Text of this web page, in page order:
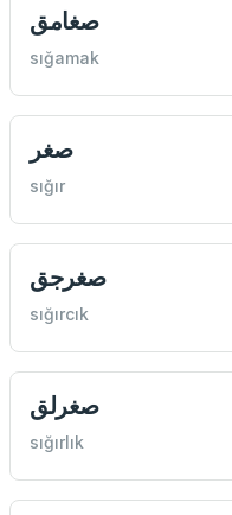
صغامق
sığamak
صغر
sığır
صغرجق
sığırcık
صغرلق
sığırlık